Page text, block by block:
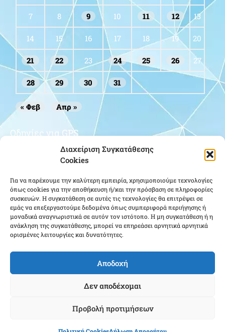
Διαχείριση Συγκατάθεσης
Cookies
Για να παρέχουμε την καλύτερη εμπειρία, χρησιμοποιούμε τεχνολογίες
όπως cookies για την αποθήκευση ή/και την πρόσβαση σε πληροφορίες
συσκευών. Η συγκατάθεση σε αυτές τις τεχνολογίες θα επιτρέψει σε
εμάς να επεξεργαστούμε δεδομένα όπως συμπεριφορά περιήγησης ή
μοναδικά αναγνωριστικά σε αυτόν τον ιστότοπο. Η μη συγκατάθεση ή η
ανάκληση της συγκατάθεσης, μπορεί να επηρεάσει αρνητικά αρνητικά
ορισμένες λειτουργίες και δυνατότητες.
Αποδοχή
Δεν αποδέχομαι
Προβολή προτιμήσεων
7 8 9 10 11 12 13
14 15 16 17 18 19 20
21 22 23 24 25 26 27
28 29 30 31
« Φεβ Απρ »
Οδηγίες για GPS
Κάντε κλικ για να αποδεχτείτε cookies
εμπορικής προώθησης και να